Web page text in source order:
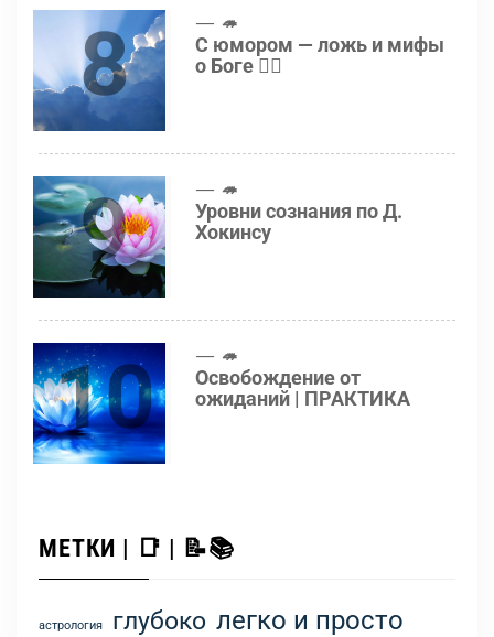
8 🦔
С юмором — ложь и мифы
о Боге 👍🏻
9 🦔
Уровни сознания по Д.
Хокинсу
10 🦔
Освобождение от
ожиданий | ПРАКТИКА
МЕТКИ | 📑 | 📝📚
астрология глубоко легко и просто